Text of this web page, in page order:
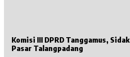
Komisi III DPRD Tanggamus,
Pasar Talangpadang